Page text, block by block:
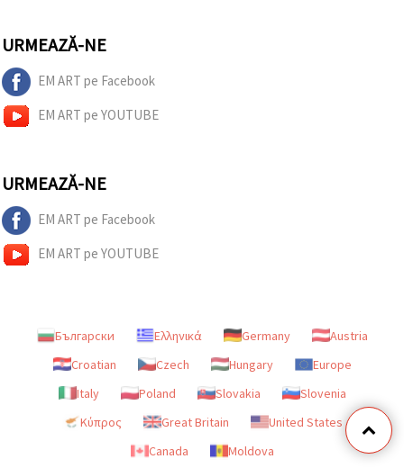
URMEAZĂ-NE
EM ART pe Facebook
EM ART pe YOUTUBE
URMEAZĂ-NE
EM ART pe Facebook
EM ART pe YOUTUBE
Български Ελληνικά Germany
Austria
Croatian
Czech Hungary
Europe
Italy
Poland Slovakia
Slovenia
Κύπρος
Great Britain
United States
Canada
Moldova